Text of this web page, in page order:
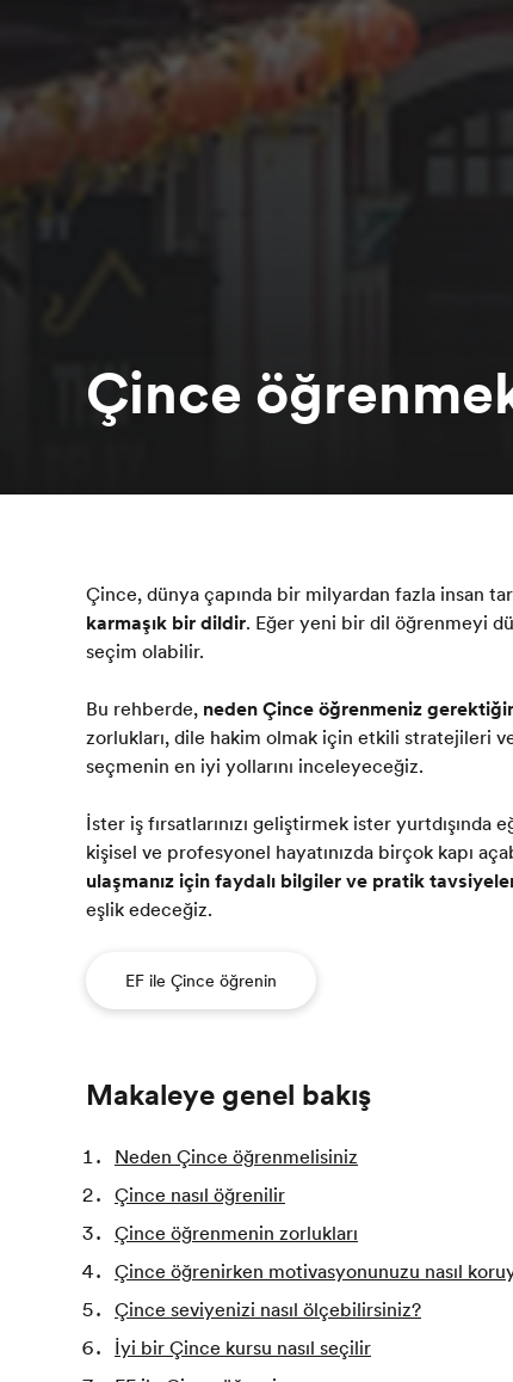
Çince
Çince, dünya çapında bir milyardan fazla insan
karmaşık bir dildir. Eğer yeni bir dil öğrenmeyi
seçim olabilir.
Bu rehberde, neden Çince öğrenmeniz
zorlukları, dile hakim olmak için etkili stratejileri
seçmenin en iyi yollarını inceleyeceğiz.
İster iş fırsatlarınızı geliştirmek ister
kişisel ve profesyonel hayatınızda birçok kapı
ulaşmanız için faydalı bilgiler ve pratik
eşlik edeceğiz.
EF ile Çince öğrenin
Makaleye genel bakış
Neden Çince öğrenmelisiniz
Çince nasıl öğrenilir
Çince öğrenmenin zorlukları
Çince öğrenirken motivasyonunuzu nasıl
Çince seviyenizi nasıl ölçebilirsiniz?
İyi bir Çince kursu nasıl seçilir